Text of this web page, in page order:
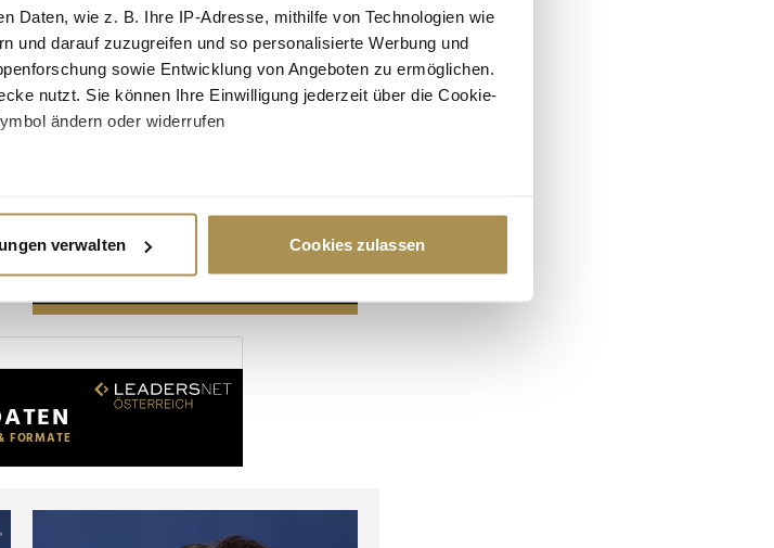
Daten, wie z. B. Ihre IP-Adresse, mithilfe von Technologien wie
und darauf zuzugreifen und so personalisierte Werbung und
sowie Entwicklung von Angeboten zu ermöglichen.
nutzt. Sie können Ihre Einwilligung jederzeit über die Cookie-
ändern oder widerrufen
werden, und legen Sie Ihre Präferenzen im
Funktionen für soziale Medien anbieten zu können
Analysen weiter. Unsere Partner führen diese Informationen
bereitgestellt haben oder die sie im Rahmen Ihrer Nutzung
verwalten Cookies zulassen
Advertisement